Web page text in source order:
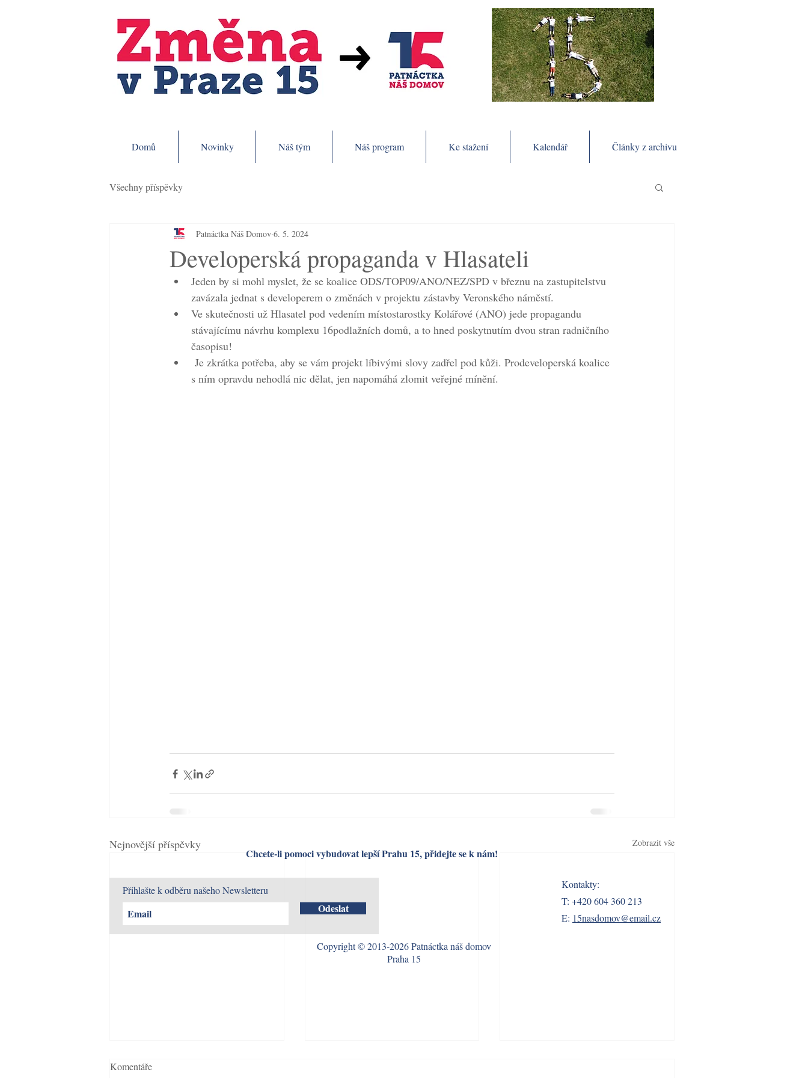
Domů Novinky Náš tým Náš program Ke stažení Kalendář Články z archivu
Všechny příspěvky
Developerská propaganda v Hlasateli
Patnáctka Náš Domov 6. 5. 2024
Jeden by si mohl myslet, že se koalice ODS/TOP09/ANO/NEZ/SPD v březnu na zastupitelstvu
zavázala jednat s developerem o změnách v projektu zástavby Veronského náměstí.
Ve skutečnosti už Hlasatel pod vedením místostarostky Kolářové (ANO) jede propagandu
stávajícímu návrhu komplexu 16podlažních domů, a to hned poskytnutím dvou stran radničního
časopisu!
Je zkrátka potřeba, aby se vám projekt líbivými slovy zadřel pod kůži. Prodeveloperská koalice
s ním opravdu nehodlá nic dělat, jen napomáhá zlomit veřejné mínění.
Nejnovější příspěvky Zobrazit vše
Komentáře
Chcete-li pomoci vybudovat lepší Prahu 15, přidejte se k nám!
Přihlašte k odběru našeho Newsletteru
Odeslat
Kontakty:
T: +420 604 360 213
E: 15nasdomov@email.cz
Copyright © 2013-2026 Patnáctka náš domov
Praha 15